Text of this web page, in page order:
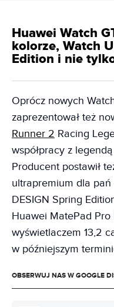
Huawei Watch
kolorze, Watch
Edition i nie
Oprócz nowych
zaprezentował też
Runner 2 Racing
współpracy z
Producent postawił
ultrapremium dla pań
DESIGN Spring
Huawei MatePad
wyświetlaczem 13,2
w późniejszym
OBSERWUJ NAS W GOOGLE